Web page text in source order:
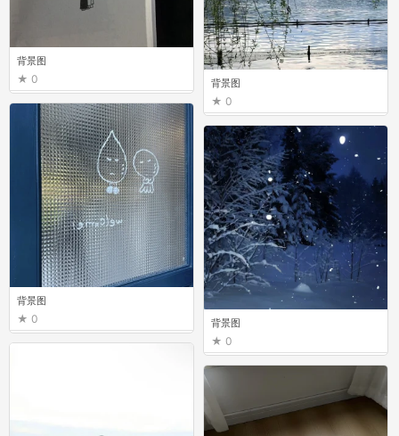
背景图
0
背景图
0
背景图
0
背景图
0